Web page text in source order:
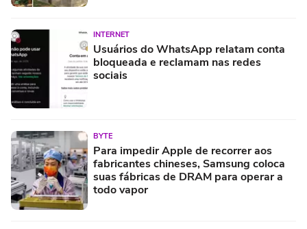
INTERNET
Usuários do WhatsApp relatam conta
bloqueada e reclamam nas redes
sociais
BYTE
Para impedir Apple de recorrer aos
fabricantes chineses, Samsung coloca
suas fábricas de DRAM para operar a
todo vapor